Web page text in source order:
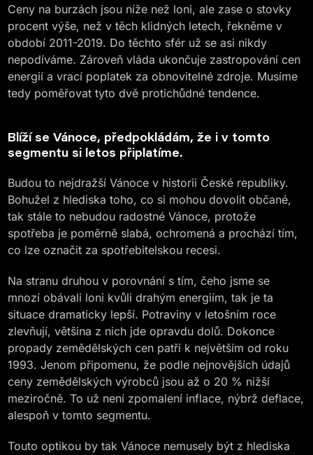
Ceny na burzách jsou níže než loni, ale zase o stovky
procent výše, než v těch klidných letech, řekněme v
období 2011-2019. Do těchto sfér už se asi nikdy
nepodíváme. Zároveň vláda ukončuje zastropování cen
energií a vrací poplatek za obnovitelné zdroje. Musíme
tedy poměřovat tyto dvě protichůdné tendence.
Blíží se Vánoce, předpokládám, že i v tomto
segmentu si letos připlatíme.
Budou to nejdražší Vánoce v historii České republiky.
Bohužel z hlediska toho, co si mohou dovolit občané,
tak stále to nebudou radostné Vánoce, protože
spotřeba je poměrně slabá, ochromená a prochází tím,
co lze označit za spotřebitelskou recesi.
Na stranu druhou v porovnání s tím, čeho jsme se
mnozí obávali loni kvůli drahým energiím, tak je ta
situace dramaticky lepší. Potraviny v letošním roce
zlevňují, většina z nich jde opravdu dolů. Dokonce
propady zemědělských cen patří k největším od roku
1993. Jenom připomenu, že podle nejnovějších údajů
ceny zemědělských výrobců jsou až o 20 % nižší
meziročně. To už není zpomalení inflace, nýbrž deflace,
alespoň v tomto segmentu.
Touto optikou by tak Vánoce nemusely být z hlediska